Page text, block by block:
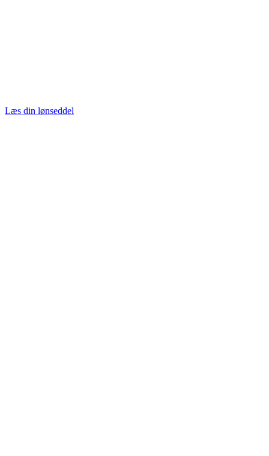
Læs din lønseddel